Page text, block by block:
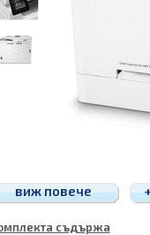
виж повече
съдържа